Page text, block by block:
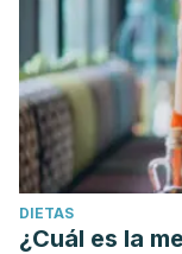
DIETAS
¿Cuál es la